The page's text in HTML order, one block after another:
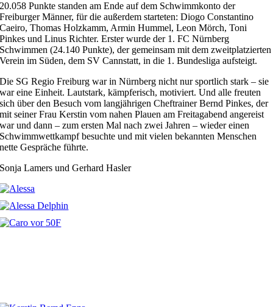
20.058 Punkte standen am Ende auf dem Schwimmkonto der
Freiburger Männer, für die außerdem starteten: Diogo Constantino
Caeiro, Thomas Holzkamm, Armin Hummel, Leon Mörch, Toni
Pinkes und Linus Richter. Erster wurde der 1. FC Nürnberg
Schwimmen (24.140 Punkte), der gemeinsam mit dem zweitplatzierten
Verein im Süden, dem SV Cannstatt, in die 1. Bundesliga aufsteigt.
Die SG Regio Freiburg war in Nürnberg nicht nur sportlich stark – sie
war eine Einheit. Lautstark, kämpferisch, motiviert. Und alle freuten
sich über den Besuch vom langjährigen Cheftrainer Bernd Pinkes, der
mit seiner Frau Kerstin vom nahen Plauen am Freitagabend angereist
war und dann – zum ersten Mal nach zwei Jahren – wieder einen
Schwimmwettkampf besuchte und mit vielen bekannten Menschen
nette Gespräche führte.
Sonja Lamers und Gerhard Hasler